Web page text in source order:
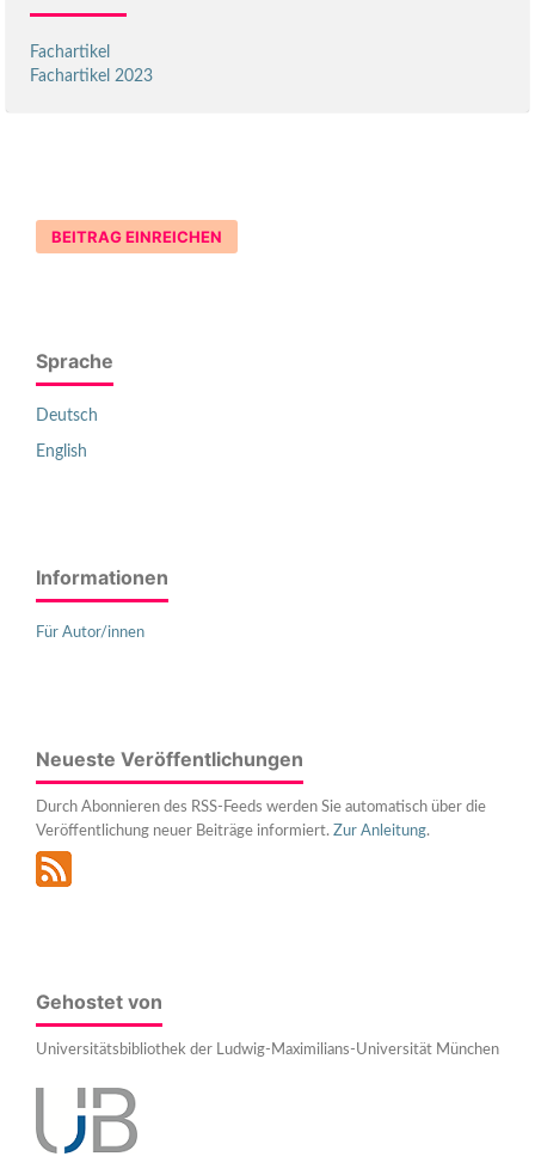
Fachartikel
Fachartikel 2023
BEITRAG EINREICHEN
Sprache
Deutsch
English
Informationen
Für Autor/innen
Neueste Veröffentlichungen
Durch Abonnieren des RSS-Feeds werden Sie automatisch über die
Veröffentlichung neuer Beiträge informiert. Zur Anleitung.
Gehostet von
Universitätsbibliothek der Ludwig-Maximilians-Universität München